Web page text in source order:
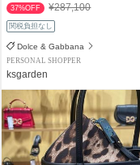
37%OFF ¥287,100
関税負担なし
Dolce & Gabbana
PERSONAL SHOPPER
ksgarden